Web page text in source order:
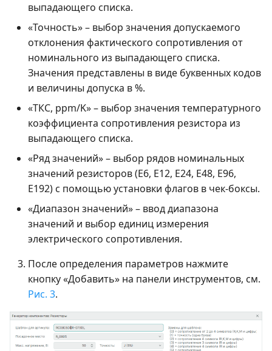
выпадающего списка.
«Точность» – выбор значения допускаемого
отклонения фактического сопротивления от
номинального из выпадающего списка.
Значения представлены в виде буквенных кодов
и величины допуска в %.
«ТКС, ppm/K» – выбор значения температурного
коэффициента сопротивления резистора из
выпадающего списка.
«Ряд значений» – выбор рядов номинальных
значений резисторов (Е6, Е12, Е24, Е48, Е96,
Е192) с помощью установки флагов в чек-боксы.
«Диапазон значений» – ввод диапазона
значений и выбор единиц измерения
электрического сопротивления.
После определения параметров нажмите
кнопку «Добавить» на панели инструментов, см.
Рис. 3.